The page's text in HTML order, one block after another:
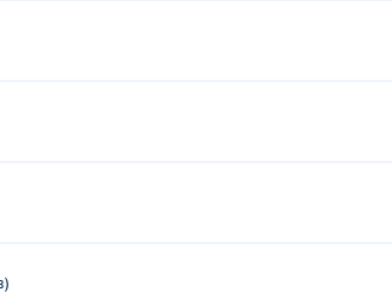
пристроях, таких як телефони та планшети.